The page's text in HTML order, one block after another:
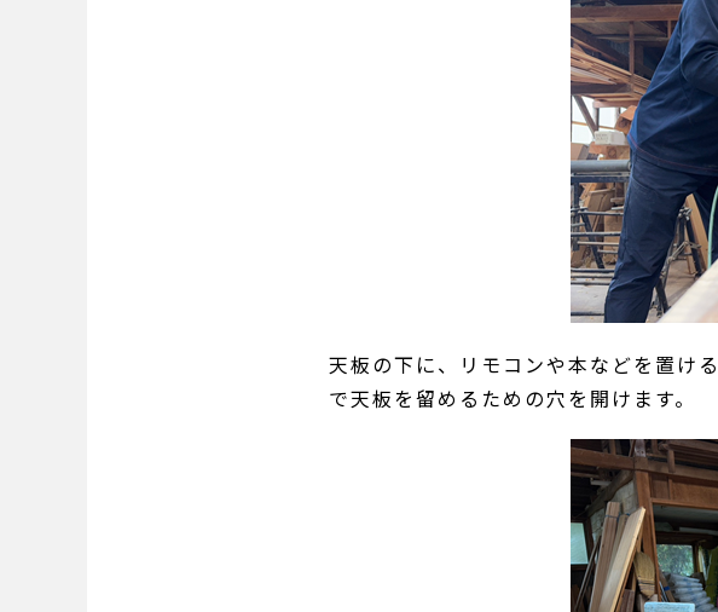
天板の下に、リモコンや本などを置け
で天板を留めるための穴を開けます。